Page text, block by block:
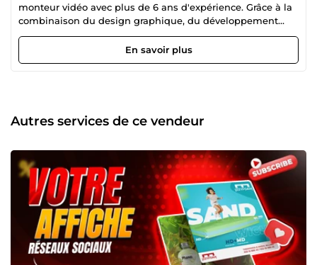
monteur vidéo avec plus de 6 ans d'expérience. Grâce à la
combinaison du design graphique, du développement
web et de la photographie professionnelle, je crée des
solutions visuelles efficaces pour renforcer votre marque et
capturer l'attention de votre public. Pourquoi Choisir Mes
spécialiste WordPress, je conçois des sites web optimisés
SEO, responsives et performants. 🔹Compétences : -Adobe
Développement Web (WordPress, HTML, CSS, JavaScript)
Ce que Vous Gagnerez : -Créations visuelles originales et
percutantes -Un site web performant, optimisé pour le
SEO -Une collaboration fluide et un service client réactif Je
suis entièrement engagé dans le succès de vos projets
avec des résultats impactants. 🚀
En savoir plus
Autres services de ce vendeur